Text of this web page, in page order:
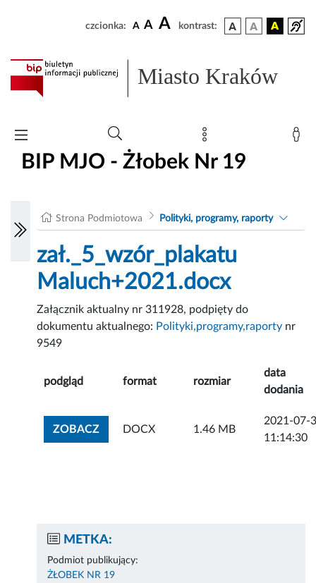
czcionka: A A A kontrast:
Miasto Kraków
BIP MJO - Żłobek Nr 19
Strona Podmiotowa Polityki, programy, raporty
zał._5_wzór_plakatu
Maluch+2021.docx
Załącznik aktualny nr 311928, podpięty do
dokumentu aktualnego: Polityki,programy,raporty nr
9549
podgląd format rozmiar
data
dodania
ZOBACZZOBACZ ZAŁĄCZNIK
DOCX 1.46 MB
2021-07-
11:14:30
METKA:
Podmiot publikujący:
ŻŁOBEK NR 19